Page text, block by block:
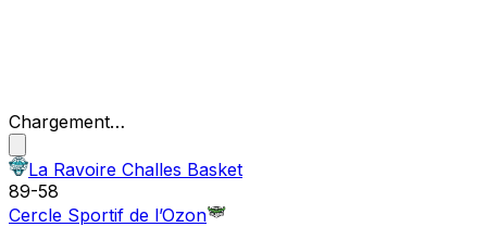
Chargement…
La Ravoire Challes Basket
89-58
Cercle Sportif de l’Ozon